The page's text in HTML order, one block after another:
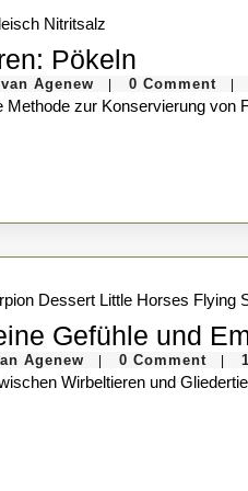
Pökeln
Pökeln
Agenew Erik
Esot
van
0 Comment
Gefühle und
Agenew Erik
Esot
van
0 Comment